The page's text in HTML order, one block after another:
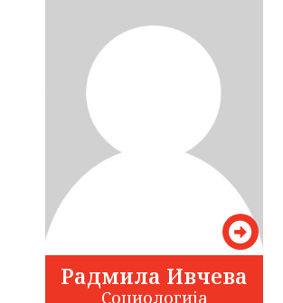
Радмила Ивчева
Социологија